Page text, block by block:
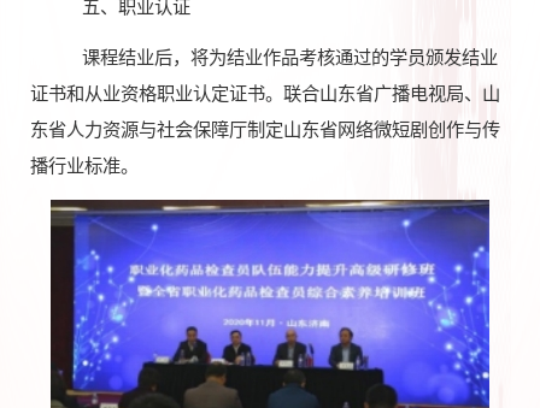
五、职业认证
课程结业后，将为结业作品考核通过的学员颁发结业
证书和从业资格职业认定证书。联合山东省广播电视局、山
东省人力资源与社会保障厅制定山东省网络微短剧创作与传
播行业标准。